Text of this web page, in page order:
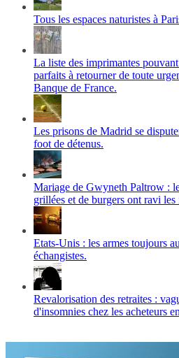
Tous les espaces naturistes à
La liste des imprimantes
parfaits à retourner de toute
Banque de France.
Les prisons de Madrid se
foot de détenus.
Mariage de Gwyneth Paltrow :
grillées et de burgers ont ravi les
Etats-Unis : les armes toujours
échangistes.
Revalorisation des retraites :
d'insomnies chez les acheteurs